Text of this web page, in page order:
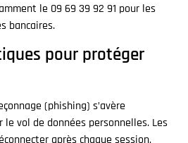
le 09 69 39 92 91 pour les
bancaires.
pour protéger
(phishing) s’avère
vol de données personnelles. Les
après chaque session,